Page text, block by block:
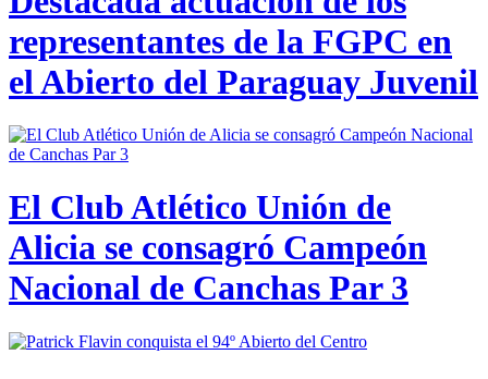
representantes de la FGPC en
el Abierto del Paraguay Juvenil
El Club Atlético Unión de
Alicia se consagró Campeón
Nacional de Canchas Par 3